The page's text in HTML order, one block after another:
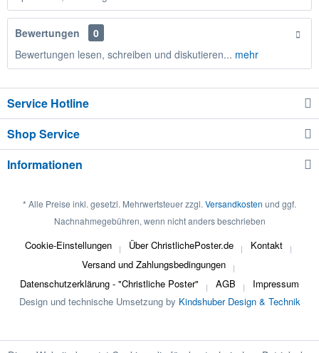
Bewertungen
0
Bewertungen lesen, schreiben und diskutieren... mehr
Service Hotline
Shop Service
Informationen
* Alle Preise inkl. gesetzl. Mehrwertsteuer zzgl. Versandkosten und ggf.
Nachnahmegebühren, wenn nicht anders beschrieben
Cookie-Einstellungen Über ChristlichePoster.de
Kontakt
Versand und Zahlungsbedingungen
Datenschutzerklärung - "Christliche Poster"
AGB
Impressum
Design und technische Umsetzung by Kindshuber Design & Technik